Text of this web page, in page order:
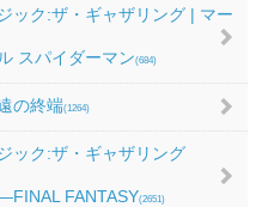
ック:ザ・ギャザリング | マー
スパイダーマン(684)
の終端(1264)
ック:ザ・ギャザリング
FANTASY(2651)